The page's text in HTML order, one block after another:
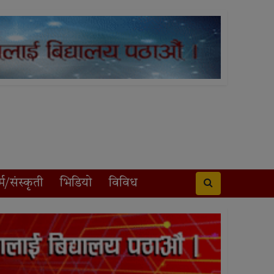
संस्कृती भिडियो विविध